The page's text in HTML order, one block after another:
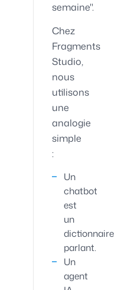
semaine".
Chez
Fragments
Studio,
nous
utilisons
une
analogie
simple
:
Un
chatbot
est
un
dictionnaire
parlant.
Un
agent